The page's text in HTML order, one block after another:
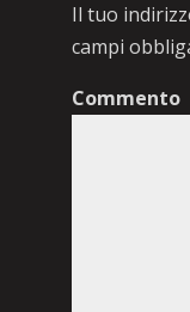
Il tuo
campi
Commento